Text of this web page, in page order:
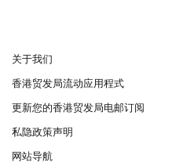
关于我们
香港贸发局流动应用程式
更新您的香港贸发局电邮订阅
私隐政策声明
网站导航